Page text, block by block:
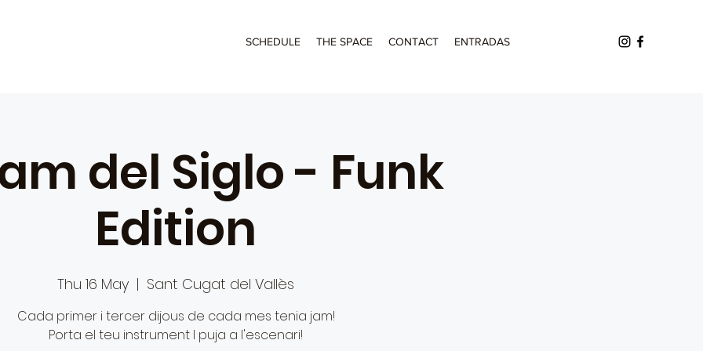
SCHEDULE THE SPACE CONTACT ENTRADAS
del Siglo - Funk
Edition
Thu 16 May
  |
Sant Cugat del Vallès
Cada primer i tercer dijous de cada mes tenia jam!
Porta el teu instrument I puja a l'escenari!